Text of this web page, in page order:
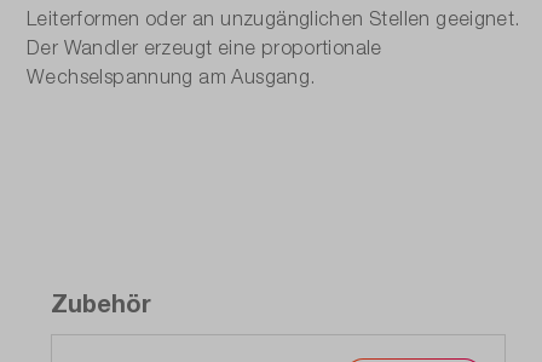
Leiterformen oder an unzugänglichen Stellen geeignet.
Der Wandler erzeugt eine proportionale
Wechselspannung am Ausgang.
Zubehör